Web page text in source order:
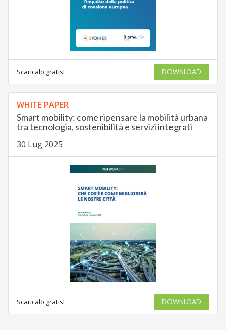
Scaricalo gratis! DOWNLOAD
WHITE PAPER
Smart mobility: come ripensare la mobilità urbana
tra tecnologia, sostenibilità e servizi integrati
30 Lug 2025
Scaricalo gratis! DOWNLOAD